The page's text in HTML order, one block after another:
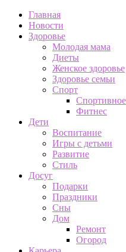
Главная
Новости
Здоровье
Молодая мама
Диеты
Женское здоровье
Здоровье семьи
Спорт
Фитнес
Дети
Воспитание
Игры с детьми
Развитие
Стиль
Досуг
Подарки
Праздники
Сны
Дом
Ремонт
Огород